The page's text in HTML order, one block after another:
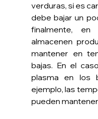
verduras, si es
debe bajar un
finalmente,
almacenen
mantener en
bajas. En el
plasma en los
ejemplo, las
pueden